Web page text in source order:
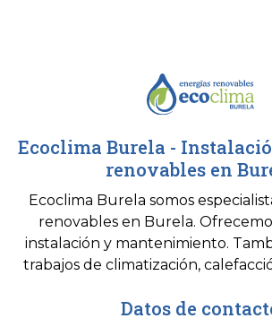
Ecoclima Burela -
renovables en
Ecoclima Burela somos
renovables en Burela.
instalación y mantenimiento.
trabajos de climatización,
Datos de